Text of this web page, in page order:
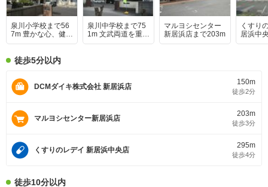
泉川小学校まで56
7m 豊かな心、健や
かな体」を教育目
動も盛んな活気あ
る小学校です。通
学年のお子様を持
つ親御様も安心で
泉川中学校まで75
1m 文武両道を重ん
じ、部活動にも熱
子供たちの健やか
な成長を支えてく
マルヨシセンター
新居浜店まで203m
くすり
居浜中
5m
徒歩5分以内
DCMダイキ株式会社 新居浜店
150m
徒歩2分
マルヨシセンター新居浜店
203m
徒歩3分
くすりのレデイ 新居浜中央店
295m
徒歩4分
徒歩10分以内